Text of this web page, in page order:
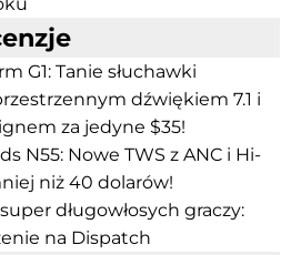
G1: Tanie słuchawki
dźwiękiem 7.1 i
za jedyne $35!
N55: Nowe TWS z ANC i Hi-
niż 40 dolarów!
długowłosych graczy:
na Dispatch